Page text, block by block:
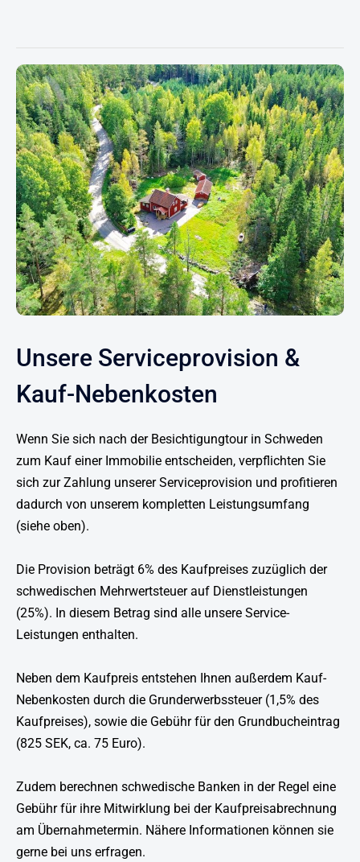
Unsere Serviceprovision &
Kauf-Nebenkosten
Wenn Sie sich nach der Besichtigungtour in Schweden
zum Kauf einer Immobilie entscheiden, verpflichten Sie
sich zur Zahlung unserer Serviceprovision und profitieren
dadurch von unserem kompletten Leistungsumfang
(siehe oben).
Die Provision beträgt 6% des Kaufpreises zuzüglich der
schwedischen Mehrwertsteuer auf Dienstleistungen
(25%). In diesem Betrag sind alle unsere Service-
Leistungen enthalten.
Neben dem Kaufpreis entstehen Ihnen außerdem Kauf-
Nebenkosten durch die Grunderwerbssteuer (1,5% des
Kaufpreises), sowie die Gebühr für den Grundbucheintrag
(825 SEK, ca. 75 Euro).
Zudem berechnen schwedische Banken in der Regel eine
Gebühr für ihre Mitwirklung bei der Kaufpreisabrechnung
am Übernahmetermin. Nähere Informationen können sie
gerne bei uns erfragen.